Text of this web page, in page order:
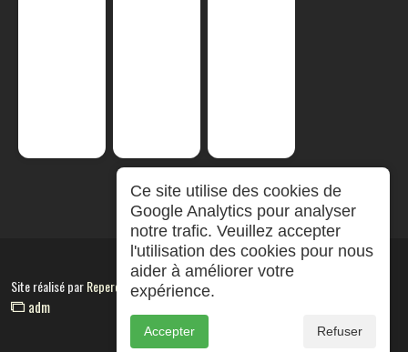
Site réalisé parRepereCom
adm
Ce site utilise des cookies de
Google Analytics pour analyser
notre trafic. Veuillez accepter
l'utilisation des cookies pour nous
aider à améliorer votre
expérience.
Accepter Refuser